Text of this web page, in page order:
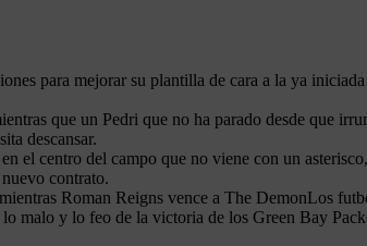
para mejorar su plantilla de cara a la ya
que un Pedri que no ha parado desde que
descansar.
el centro del campo que no viene con un
contrato.
Roman Reigns vence a The DemonLos
malo y lo feo de la victoria de los Green Bay